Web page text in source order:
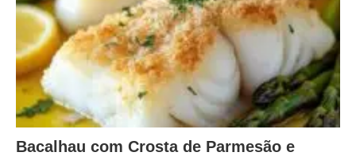
Bacalhau com Crosta de Parmesão e